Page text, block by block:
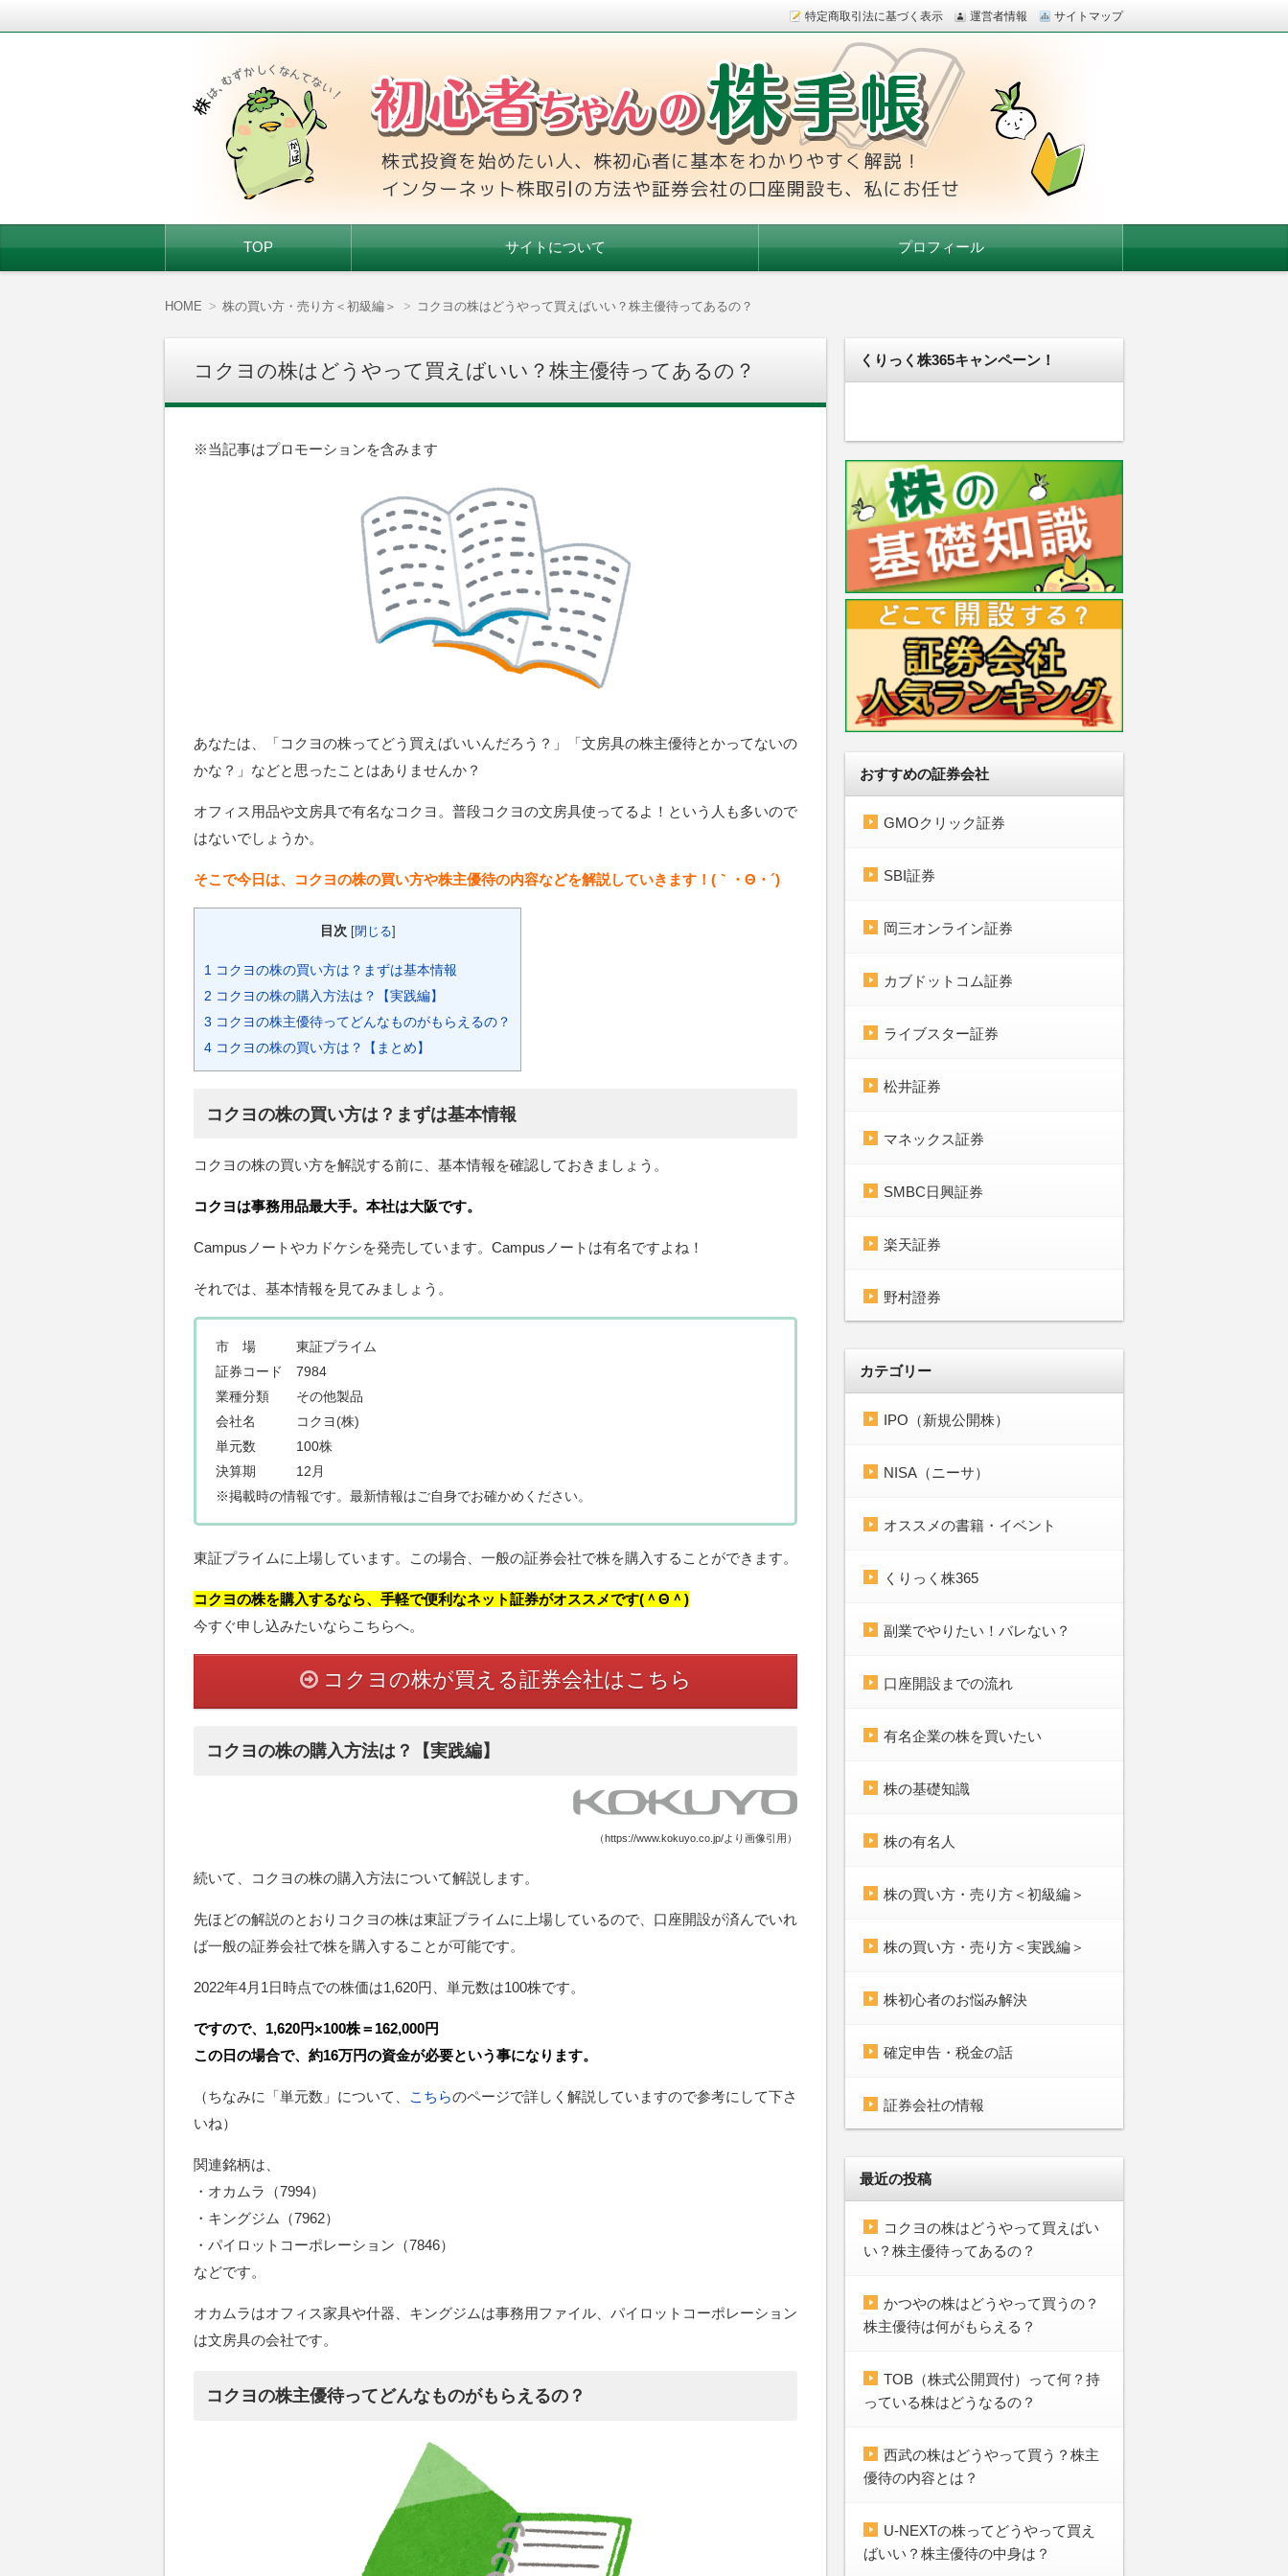
特定商取引法に基づく表示 運営者情報 サイトマップ
初心者ちゃんの株手帳
株式投資を始めたい人、株初心者に基本をわかりやすく解説！インターネット株取引の方法や証券会社の口座開設も、私にお任せ
ン
TOP サイトについて プロフィール
HOME 株の買い方・売り方＜初級編＞ コクヨの株はどうやって買えばいい？株主優待ってあるの？
コクヨの株はどうやって買えばいい？株主優待ってあるの？
※当記事はプロモーションを含みます
あなたは、「コクヨの株ってどう買えばいいんだろう？」「文房具の株主優待とかってないの
かな？」などと思ったことはありませんか？
オフィス用品や文房具で有名なコクヨ。普段コクヨの文房具使ってるよ！という人も多いので
はないでしょうか。
そこで今日は、コクヨの株の買い方や株主優待の内容などを解説していきます！(｀・Θ・´)
目次 [閉じる]
1 コクヨの株の買い方は？まずは基本情報
2 コクヨの株の購入方法は？【実践編】
3 コクヨの株主優待ってどんなものがもらえるの？
4 コクヨの株の買い方は？【まとめ】
コクヨの株の買い方は？まずは基本情報
コクヨの株の買い方を解説する前に、基本情報を確認しておきましょう。
コクヨは事務用品最大手。本社は大阪です。
Campusノートやカドケシを発売しています。Campusノートは有名ですよね！
それでは、基本情報を見てみましょう。
市 場 東証プライム
証券コード 7984
業種分類 その他製品
会社名 コクヨ(株)
単元数 100株
決算期 12月
※掲載時の情報です。最新情報はご自身でお確かめください。
東証プライムに上場しています。この場合、一般の証券会社で株を購入することができます。
コクヨの株を購入するなら、手軽で便利なネット証券がオススメです(＾Θ＾)
今すぐ申し込みたいならこちらへ。
コクヨの株が買える証券会社はこちら
コクヨの株の購入方法は？【実践編】
（https://www.kokuyo.co.jp/より画像引用）
続いて、コクヨの株の購入方法について解説します。
先ほどの解説のとおりコクヨの株は東証プライムに上場しているので、口座開設が済んでいれ
ば一般の証券会社で株を購入することが可能です。
2022年4月1日時点での株価は1,620円、単元数は100株です。
ですので、1,620円×100株＝162,000円
この日の場合で、約16万円の資金が必要という事になります。
（ちなみに「単元数」について、 こちらのページで詳しく解説していますので参考にして下さ
いね）
関連銘柄は、
・オカムラ（7994）
・キングジム（7962）
・パイロットコーポレーション（7846）
などです。
オカムラはオフィス家具や什器、キングジムは事務用ファイル、パイロットコーポレーション
は文房具の会社です。
コクヨの株主優待ってどんなものがもらえるの？
くりっく株365キャンペーン！
おすすめの証券会社
GMOクリック証券
SBI証券
岡三オンライン証券
カブドットコム証券
ライブスター証券
松井証券
マネックス証券
SMBC日興証券
楽天証券
野村證券
カテゴリー
IPO（新規公開株）
NISA（ニーサ）
オススメの書籍・イベント
くりっく株365
副業でやりたい！バレない？
口座開設までの流れ
有名企業の株を買いたい
株の基礎知識
株の有名人
株の買い方・売り方＜初級編＞
株の買い方・売り方＜実践編＞
株初心者のお悩み解決
確定申告・税金の話
証券会社の情報
最近の投稿
コクヨの株はどうやって買えばい
い？株主優待ってあるの？
かつやの株はどうやって買うの？
株主優待は何がもらえる？
TOB（株式公開買付）って何？持
っている株はどうなるの？
西武の株はどうやって買う？株主
優待の内容とは？
U-NEXTの株ってどうやって買え
ばいい？株主優待の中身は？